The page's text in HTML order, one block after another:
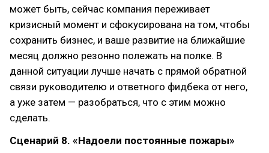
может быть, сейчас компания переживает
кризисный момент и сфокусирована на том, чтобы
сохранить бизнес, и ваше развитие на ближайшие
месяц должно резонно полежать на полке. В
данной ситуации лучше начать с прямой обратной
связи руководителю и ответного фидбека от него,
а уже затем — разобраться, что с этим можно
сделать.
Сценарий 8. «Надоели постоянные пожары»